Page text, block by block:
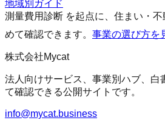
地域別ガイド
測量費用診断 を起点に、 住まい・不
めて確認できます。 事業の選び方を
株式会社Mycat
法人向けサービス、事業別ハブ、白
て確認できる公開サイトです。
info@mycat.business